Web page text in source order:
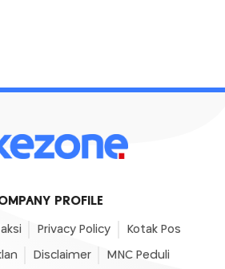
PROFILE
Privacy Policy Kotak Pos
Disclaimer MNC Peduli